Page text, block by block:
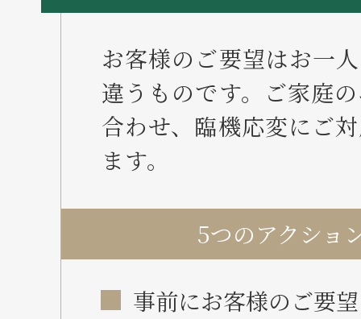
お客様のご要望はお一
違うものです。ご家庭
合わせ、臨機応変にご
ます。
5つのアクショ
事前にお客様のご要